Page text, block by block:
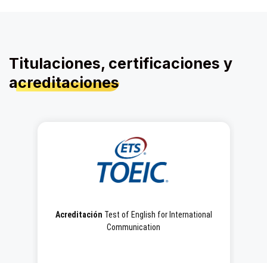
Titulaciones, certificaciones y
acreditaciones
Acreditación Test of English for International
Communication